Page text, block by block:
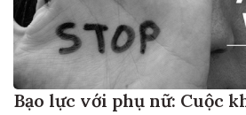
Bạo lực với phụ nữ: Cuộc